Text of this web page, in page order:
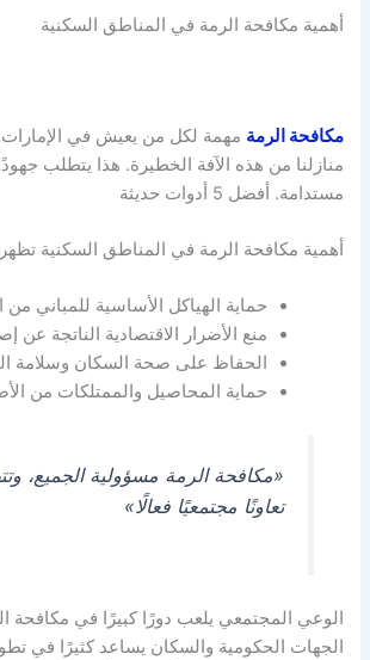
أهمية مكافحة الرمة في المناطق السكنية
مكافحة الرمة مهمة لكل من يعيش في
منازلنا من هذه الآفة الخطيرة. هذا يتطلب
مستدامة. أفضل 5 أدوات حديثة
أهمية مكافحة الرمة في المناطق السكنية
حماية الهياكل الأساسية للمباني من
منع الأضرار الاقتصادية الناتجة عن
الحفاظ على صحة السكان وسلامة
حماية المحاصيل والممتلكات من
«مكافحة الرمة مسؤولية الجميع،
تعاونًا مجتمعيًا فعالًا»
الوعي المجتمعي يلعب دورًا كبيرًا في مكافحة
الجهات الحكومية والسكان يساعد كثيرًا في